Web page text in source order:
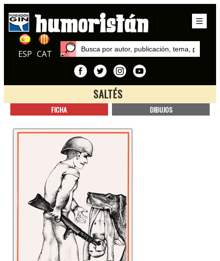
ESP CAT
SALTÉS
Saltés
FICHA DIBUJOS